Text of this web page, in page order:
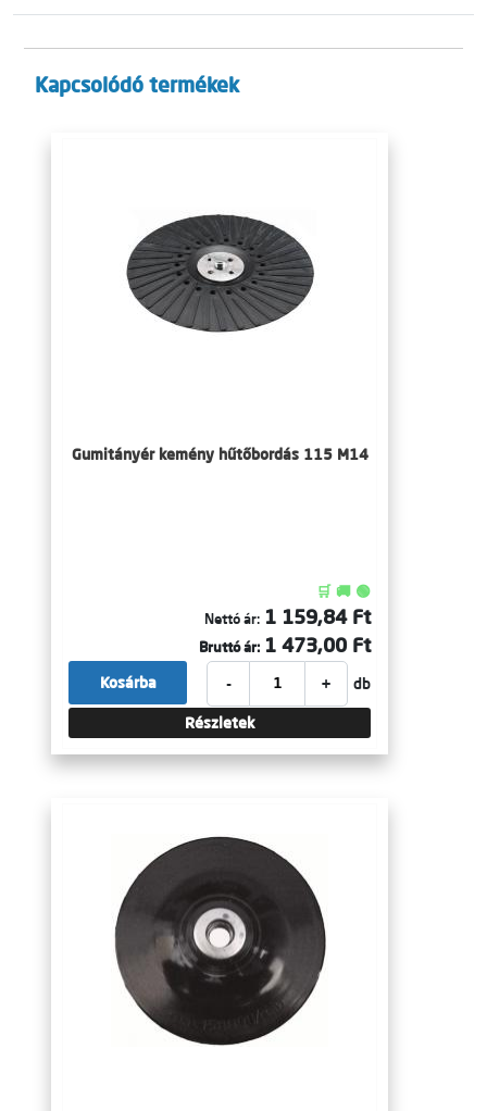
Kapcsolódó termékek
Gumitányér kemény hűtőbordás 115 M14
🛒 🚚 🟢
Nettó ár: 1 159,84 Ft
Bruttó ár: 1 473,00 Ft
- + db
Kosárba
Részletek